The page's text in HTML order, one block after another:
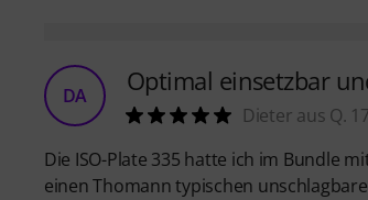
DA Optimal einsetzbar
Dieter aus Q.
Die ISO-Plate 335 hatte ich im Bundle
einen Thomann typischen